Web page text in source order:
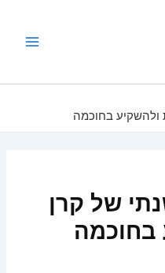
ולהשקיע בחוכמה
של קרן
בחוכמה